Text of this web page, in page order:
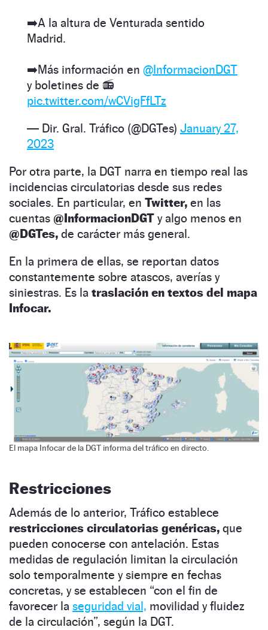
➡️A la altura de Venturada sentido
Madrid.
➡️Más información en @InformacionDGT
y boletines de 📻
pic.twitter.com/wCVigFfLTz
— Dir. Gral. Tráfico (@DGTes) January 27,
2023
Por otra parte, la DGT narra en tiempo real las
incidencias circulatorias desde sus redes
sociales. En particular, en Twitter, en las
cuentas @InformacionDGT y algo menos en
@DGTes, de carácter más general.
En la primera de ellas, se reportan datos
constantemente sobre atascos, averías y
siniestras. Es la traslación en textos del mapa
Infocar.
El mapa Infocar de la DGT informa del tráfico en directo.
Restricciones
Además de lo anterior, Tráfico establece
restricciones circulatorias genéricas, que
pueden conocerse con antelación. Estas
medidas de regulación limitan la circulación
solo temporalmente y siempre en fechas
concretas, y se establecen “con el fin de
favorecer la seguridad vial, movilidad y fluidez
de la circulación”, según la DGT.